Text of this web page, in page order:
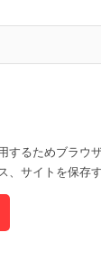
するためブラウ
、サイトを保存す